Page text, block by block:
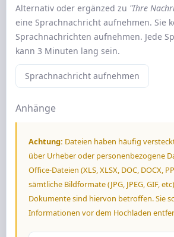
Alternativ oder ergänzed zu "Ihre
eine Sprachnachricht aufnehmen. Sie
Sprachnachrichten aufnehmen. Jede
kann 3 Minuten lang sein.
Sprachnachricht aufnehmen
Anhänge
Achtung: Dateien haben häufig
über Urheber oder personenbezogene
Office-Dateien (XLS, XLSX, DOC, DOCX,
sämtliche Bildformate (JPG, JPEG, GIF,
Dokumente sind hiervon betroffen. Sie
Informationen vor dem Hochladen